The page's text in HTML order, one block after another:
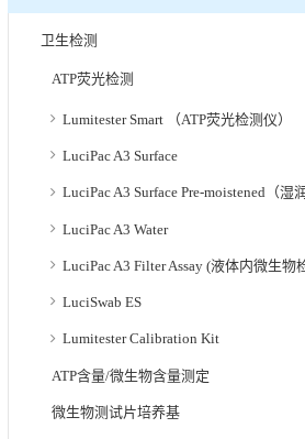
卫生检测
ATP荧光检测
Lumitester Smart （ATP荧光检测仪）
LuciPac A3 Surface
LuciPac A3 Surface Pre-moistened（湿
LuciPac A3 Water
LuciPac A3 Filter Assay (液体内微生物
LuciSwab ES
Lumitester Calibration Kit
ATP含量/微生物含量测定
微生物测试片培养基